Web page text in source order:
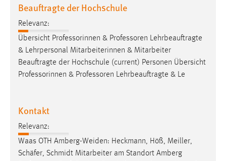
Beauftragte der Hochschule
Relevanz:
Übersicht Professorinnen & Professoren Lehrbeauftragte
& Lehrpersonal Mitarbeiterinnen & Mitarbeiter
Beauftragte der Hochschule (current) Personen Übersicht
Professorinnen & Professoren Lehrbeauftragte & Le
Kontakt
Relevanz:
Waas OTH Amberg-Weiden: Heckmann, Höß, Meiller,
Schäfer, Schmidt Mitarbeiter am Standort Amberg